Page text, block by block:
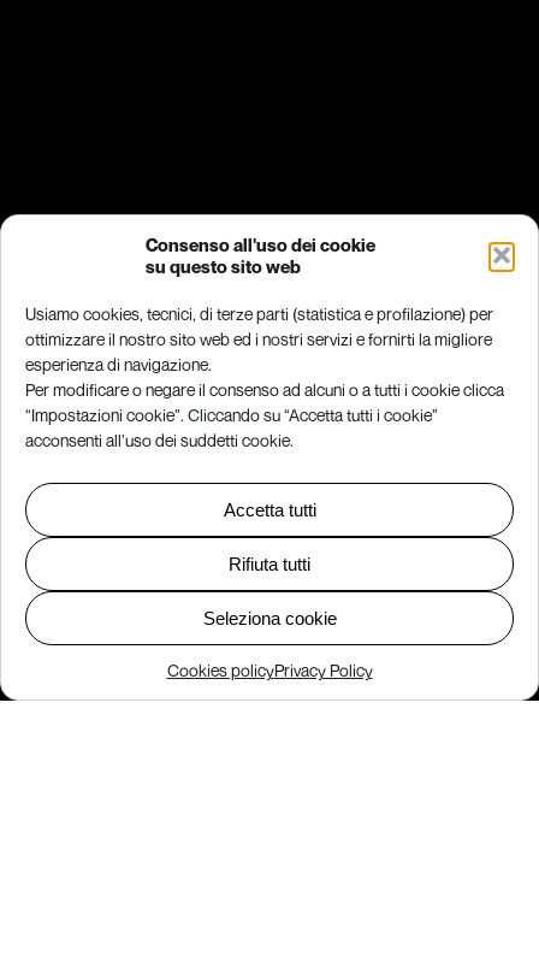
Consenso all'uso dei cookie
su questo sito web
Usiamo cookies, tecnici, di terze parti (statistica e profilazione) per
ottimizzare il nostro sito web ed i nostri servizi e fornirti la migliore
esperienza di navigazione.
Per modificare o negare il consenso ad alcuni o a tutti i cookie clicca
“Impostazioni cookie”. Cliccando su “Accetta tutti i cookie”
acconsenti all’uso dei suddetti cookie.
Accetta tutti
Rifiuta tutti
Seleziona cookie
Cookies policyPrivacy Policy